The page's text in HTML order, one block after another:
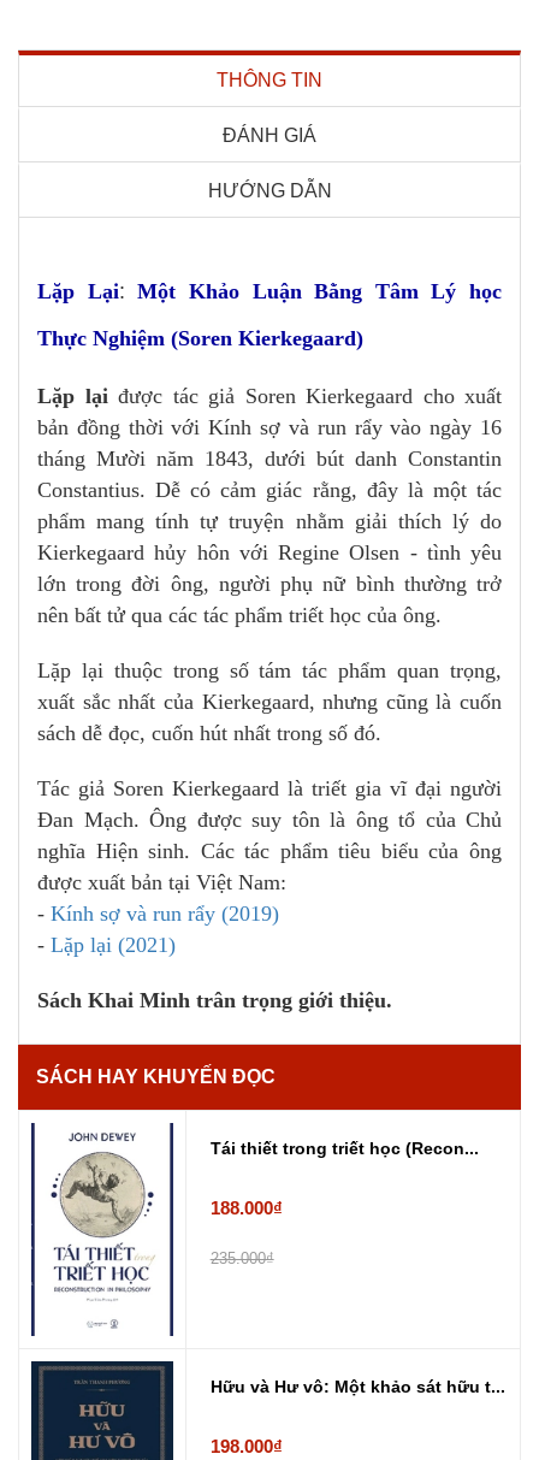
THÔNG TIN
ĐÁNH GIÁ
HƯỚNG DẪN
Lặp Lại:Một Khảo Luận Bằng Tâm Lý học
Thực Nghiệm (Soren Kierkegaard)
Lặp lạiđược tác giả Soren Kierkegaard cho xuất
bản đồng thời với Kính sợ và run rẩy vào ngày 16
tháng Mười năm 1843, dưới bút danh Constantin
Constantius. Dễ có cảm giác rằng, đây là một tác
phẩm mang tính tự truyện nhằm giải thích lý do
Kierkegaard hủy hôn với Regine Olsen - tình yêu
lớn trong đời ông, người phụ nữ bình thường trở
nên bất tử qua các tác phẩm triết học của ông.
Lặp lại thuộc trong số tám tác phẩm quan trọng,
xuất sắc nhất của Kierkegaard, nhưng cũng là cuốn
sách dễ đọc, cuốn hút nhất trong số đó.
Tác giả Soren Kierkegaard là triết gia vĩ đại người
Đan Mạch. Ông được suy tôn là ông tổ của Chủ
nghĩa Hiện sinh. Các tác phẩm tiêu biểu của ông
được xuất bản tại Việt Nam:
- Kính sợ và run rẩy (2019)
- Lặp lại (2021)
Sách Khai Minh trân trọng giới thiệu.
SÁCH HAY KHUYẾN ĐỌC
Tái thiết trong triết học (Recon...
188.000₫
235.000₫
Hữu và Hư vô: Một khảo sát hữu t...
198.000₫